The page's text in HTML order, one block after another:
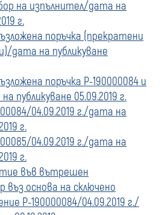
на изпълнител/дата на
г.
поръчка (прекратени
дата на публикуване
поръчка Р-190000084 и
публикуване 05.09.2019 г.
04.09.2019 г./дата на
г.
04.09.2019 г./дата на
г.
във вътрешен
въз основа на сключено
Р-190000084/04.09.2019 г./